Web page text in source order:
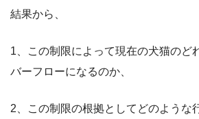
結果から、
1、この制限によって現在の犬猫のど
バーフローになるのか、
2、この制限の根拠としてどのような